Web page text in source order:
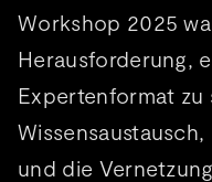
Workshop 2025
Herausforderung,
Expertenformat zu
und die